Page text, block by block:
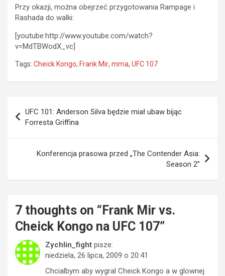
Przy okazji, można obejrzeć przygotowania Rampage i
Rashada do walki:
[youtube:http://www.youtube.com/watch?
v=MdTBWodX_vc]
Tags: Cheick Kongo, Frank Mir, mma, UFC 107
wpisu
UFC 101: Anderson Silva będzie miał ubaw bijąc
Forresta Griffina
Konferencja prasowa przed „The Contender Asia:
Season 2”
7 thoughts on “ Frank Mir vs.
Cheick Kongo na UFC 107”
Zychlin_fight pisze:
niedziela, 26 lipca, 2009 o 20:41
Chcialbym aby wygral Cheick Kongo a w glownej